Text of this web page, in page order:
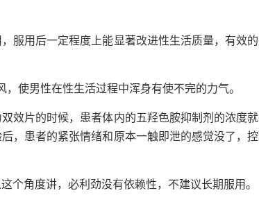
服用后一定程度上能显著改进性生活质量，有效的
使男性在性生活过程中浑身有使不完的力气。
效片的时候，患者体内的五羟色胺抑制剂的浓度就
，患者的紧张情绪和原本一触即泄的感觉没了，控
个角度讲，必利劲没有依赖性，不建议长期服用。